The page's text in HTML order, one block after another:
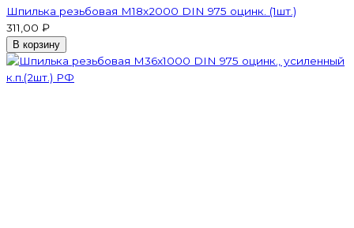
Шпилька резьбовая M18x2000 DIN 975 оцинк. (1шт.)
311,00 ₽
В корзину